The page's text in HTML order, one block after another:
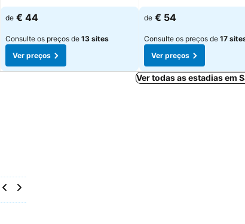
de € 44
Consulte os preços de 13 sites
Ver preços
de € 54
Consulte os preços de 17
Ver preços
Ver todas as estadias em